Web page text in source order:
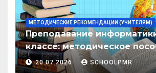
МЕТОДИЧЕСКИЕ РЕКОМЕНДАЦИИ (УЧИТЕЛЯМ)
Преподавание
классе: методическое
20.07.2026 SCHOOLPMR